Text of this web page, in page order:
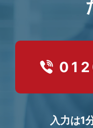
入力は1